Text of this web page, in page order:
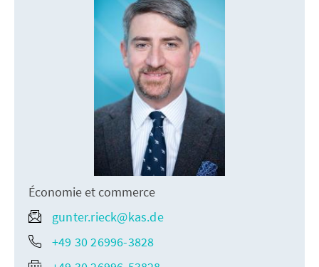
Économie et commerce
gunter.rieck@kas.de
+49 30 26996-3828